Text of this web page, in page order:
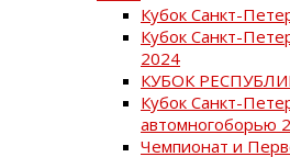
Кубок Санкт-
Кубок Санкт-
2024
КУБОК
Кубок Санкт-
автомногоборью
Чемпионат и